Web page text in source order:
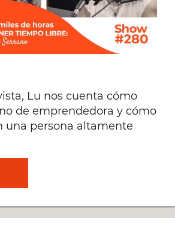
Lu nos cuenta cómo
de emprendedora y cómo
una persona altamente